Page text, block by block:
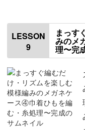
LESSON
9
まっす
みのメ
理〜完